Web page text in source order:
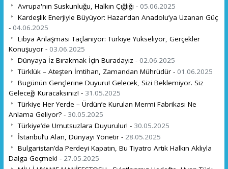
Avrupa'nın Suskunluğu, Halkın Çığlığı - 05.06.2025
Kardeşlik Enerjiyle Büyüyor: Hazar’dan Anadolu’ya Uzanan Güç
- 04.06.2025
Libya Anlaşması Taçlanıyor: Türkiye Yükseliyor, Gerçekler
Konuşuyor - 03.06.2025
Dünyaya İz Bırakmak İçin Buradayız - 02.06.2025
Türklük – Ateşten İmtihan, Zamandan Mührüdür - 01.06.2025
Bugünün Gençlerine Duyuru! Gelecek, Sizi Beklemiyor. Siz
Geleceği Kuracaksınız! - 31.05.2025
Türkiye Her Yerde – Ürdün’e Kurulan Mermi Fabrikası Ne
Anlama Geliyor? - 30.05.2025
Türkiye’de Umutsuzlara Duyurulur! - 30.05.2025
İstanbul’u Alan, Dünyayı Yönetir - 28.05.2025
Bulgaristan’da Perdeyi Kapatın, Bu Tiyatro Artık Halkın Aklıyla
Dalga Geçmek! - 27.05.2025